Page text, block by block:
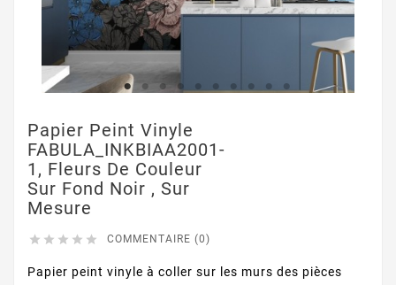
Papier Peint Vinyle
FABULA_INKBIAA2001-
1, Fleurs De Couleur
Sur Fond Noir , Sur
Mesure
     COMMENTAIRE (0)
Papier peint vinyle à coller sur les murs des pièces